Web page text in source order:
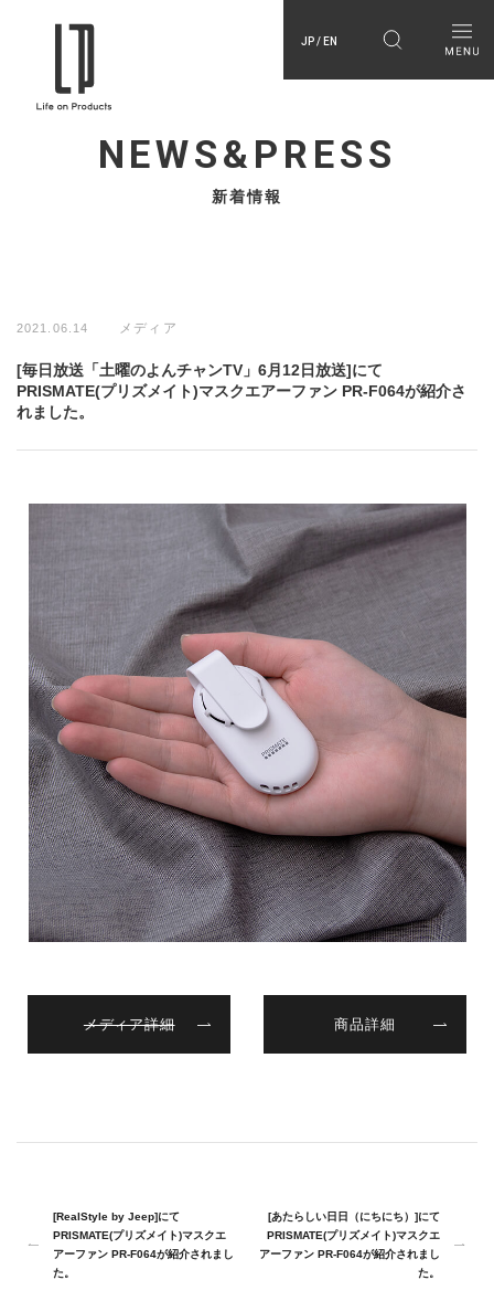
JP / EN
NEWS&PRESS
新着情報
2021.06.14 メディア
[毎日放送「土曜のよんチャンTV」6月12日放送]にて
PRISMATE(プリズメイト)マスクエアーファン PR-F064が紹介さ
れました。
メディア詳細 商品詳細
[RealStyle by Jeep]にて
PRISMATE(プリズメイト)マスクエ
アーファン PR-F064が紹介されまし
た。
[あたらしい日日（にちにち）]にて
PRISMATE(プリズメイト)マスクエ
アーファン PR-F064が紹介されまし
た。